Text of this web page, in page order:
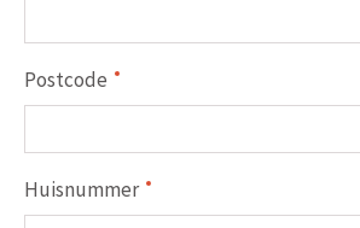
Postcode
Huisnummer